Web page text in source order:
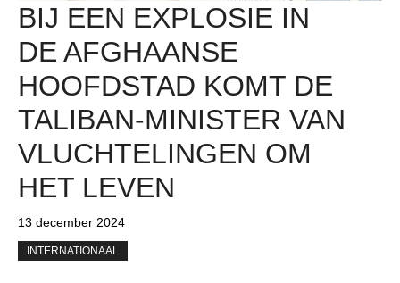
BIJ EEN EXPLOSIE IN
DE AFGHAANSE
HOOFDSTAD KOMT DE
TALIBAN-MINISTER VAN
VLUCHTELINGEN OM
HET LEVEN
13 december 2024
INTERNATIONAAL